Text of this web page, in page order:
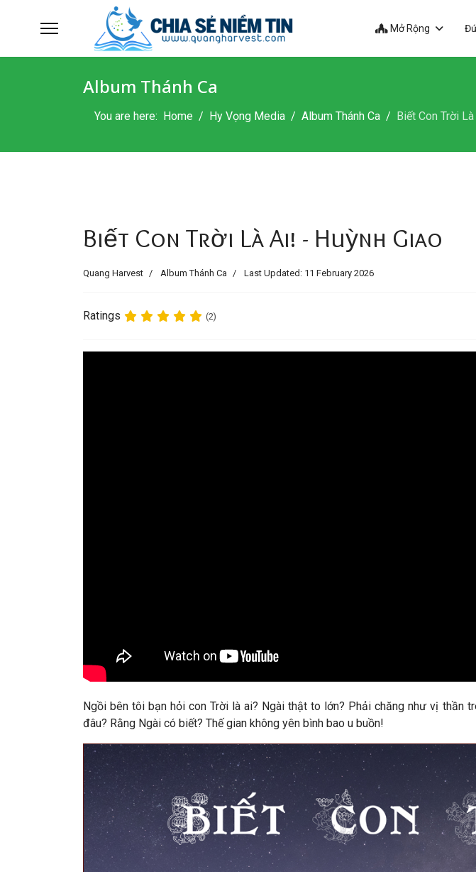
Mở Rộng
Album Thánh Ca
You are here: Home Hy Vọng Media Album Thánh Ca Biết Con Trời
Biết Con Trời Là Ai! - Huỳnh Giao
Quang Harvest Album Thánh Ca Last Updated: 11 February 2026
Ratings (2)
Ngồi bên tôi bạn hỏi con Trời là ai? Ngài thật to lớn? Phải chăng như vị thần
đâu? Rằng Ngài có biết? Thế gian không yên bình bao u buồn!